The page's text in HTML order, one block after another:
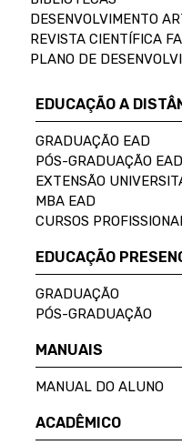
DESENVOLVIMENTO
REVISTA CIENTÍFICA
PLANO DE
EDUCAÇÃO A
GRADUAÇÃO EAD
PÓS-GRADUAÇÃO EAD
EXTENSÃO
MBA EAD
CURSOS
EDUCAÇÃO
GRADUAÇÃO
PÓS-GRADUAÇÃO
MANUAIS
MANUAL DO ALUNO
ACADÊMICO